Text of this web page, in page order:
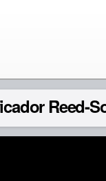
Reed-